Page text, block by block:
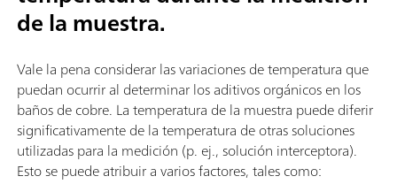
de la muestra.
Vale la pena considerar las variaciones de temperatura que
puedan ocurrir al determinar los aditivos orgánicos en los
baños de cobre. La temperatura de la muestra puede diferir
significativamente de la temperatura de otras soluciones
utilizadas para la medición (p. ej., solución interceptora).
Esto se puede atribuir a varios factores, tales como: